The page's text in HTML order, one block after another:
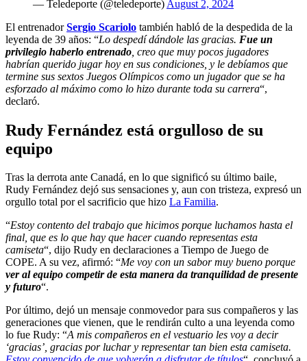
— Teledeporte (@teledeporte) August 2, 2024
El entrenadorSergio Scariolo también habló de la despedida de la
leyenda de 39 años: “Lo despedí dándole las gracias. Fue un
privilegio haberlo entrenado , creo que muy pocos jugadores
habrían querido jugar hoy en sus condiciones, y le debíamos que
termine sus sextos Juegos Olímpicos como un jugador que se ha
esforzado al máximo como lo hizo durante toda su carrera“,
declaró.
Rudy Fernández está orgulloso de su
equipo
Tras la derrota ante Canadá, en lo que significó su último baile,
Rudy Fernández dejó sus sensaciones y, aun con tristeza, expresó un
orgullo total por el sacrificio que hizo La Familia.
“Estoy contento del trabajo que hicimos porque luchamos hasta el
final, que es lo que hay que hacer cuando representas esta
camiseta“, dijo Rudy en declaraciones a Tiempo de Juego de
COPE. A su vez, afirmó: “Me voy con un sabor muy bueno porque
ver al equipo competir de esta manera da tranquilidad de presente
y futuro“.
Por último, dejó un mensaje conmovedor para sus compañeros y las
generaciones que vienen, que le rendirán culto a una leyenda como
lo fue Rudy: “A mis compañeros en el vestuario les voy a decir
‘gracias’, gracias por luchar y representar tan bien esta camiseta.